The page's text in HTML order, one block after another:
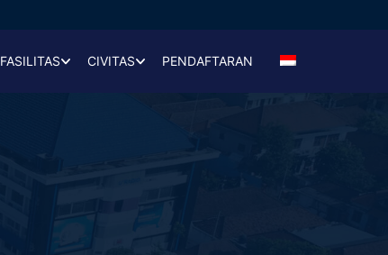
FASILITAS CIVITAS PENDAFTARAN